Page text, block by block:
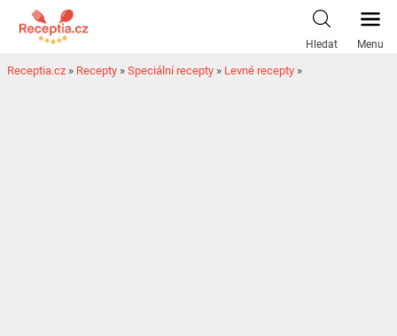
Hledat Menu
Receptia.cz » Recepty » Speciální recepty » Levné recepty »